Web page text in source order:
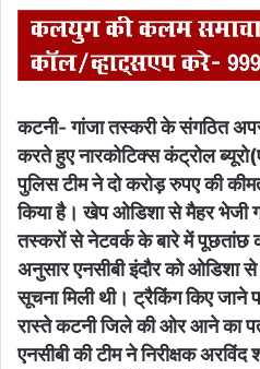
n
d
a
e
m
a
i
l
कटनी-गांजा तस्करी के संगठित
करते हुए नारकोटिक्स कंट्रोल
पुलिस टीम ने दो करोड़ रुपए की
किया है। खेप ओडिशा से मैहर भेजी
तस्करों से नेटवर्क के बारे में पूछतांछ
अनुसार एनसीबी इंदौर को ओडिशा से
सूचना मिली थी। ट्रैकिंग किए जाने
रास्ते कटनी जिले की ओर आने का
एनसीबी की टीम ने निरीक्षक